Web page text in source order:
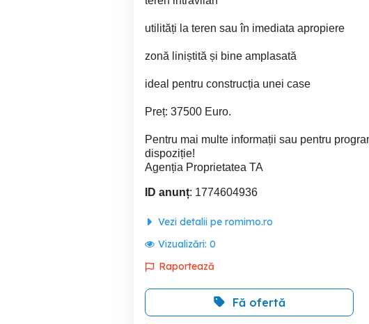
utilități la teren sau în imediata apropiere
zonă liniștită și bine amplasată
ideal pentru construcția unei case
Preț: 37500 Euro.
Pentru mai multe informații sau pentru
dispoziție!
Agenția Proprietatea TA
ID anunț: 1774604936
Vezi detalii pe romimo.ro
Vizualizări: 0
Raportează
Fă ofertă